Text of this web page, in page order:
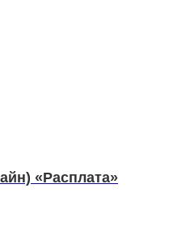
«Расплата»